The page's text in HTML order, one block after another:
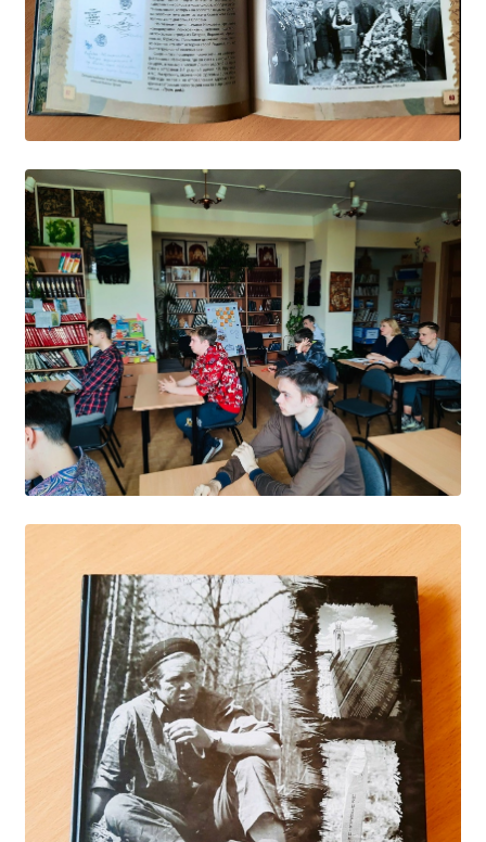
Материально-техническое обеспечение и
оснащенность образовательного процесса.
Доступная среда
Стипендии и меры поддержки обучающихся
Платные образовательные услуги
Вакантные места для приёма (перевода)
Международное сотрудничество
Организация питания в образовательной
организации
УЧЕБНАЯ РАБОТА
Расписание занятий
Заочное отделение
Локальные акты
ВОСПИТАТЕЛЬНАЯ РАБОТА
Безопасность на железной дороге
Дополнительное образование
Информационная безопасность
Информация для детей-сирот
Памятные даты военной истории
Пожарная безопасность
Программа воспитания
Противодействие терроризму
Профилактическая работа
Работа педагога-психолога